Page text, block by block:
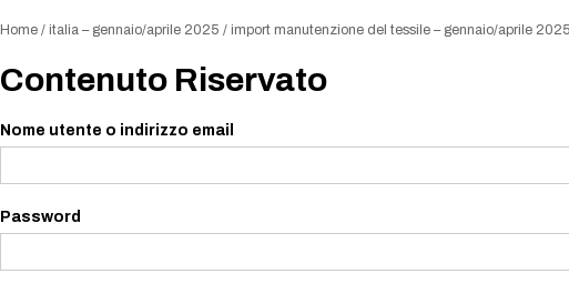
Home / italia – gennaio/aprile 2025 / import manutenzione del tessile – gennaio/aprile 2025
Contenuto Riservato
Nome utente o indirizzo email
Password